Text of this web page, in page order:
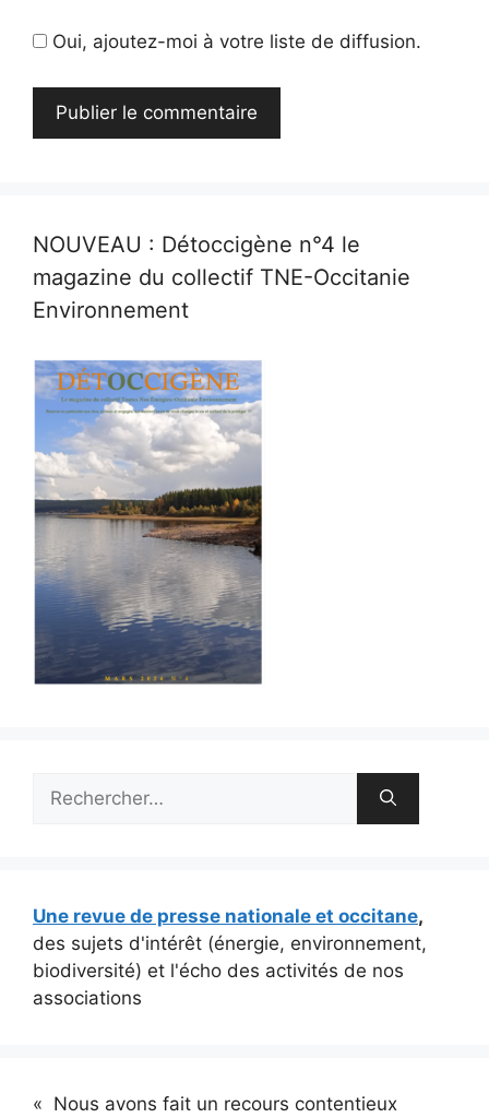
Oui, ajoutez-moi à votre liste de diffusion.
NOUVEAU : Détoccigène n°4 le
magazine du collectif TNE-Occitanie
Environnement
Une revue de presse nationale et occitane,
des sujets d'intérêt (énergie, environnement,
biodiversité) et l'écho des activités de nos
associations
« Nous avons fait un recours contentieux